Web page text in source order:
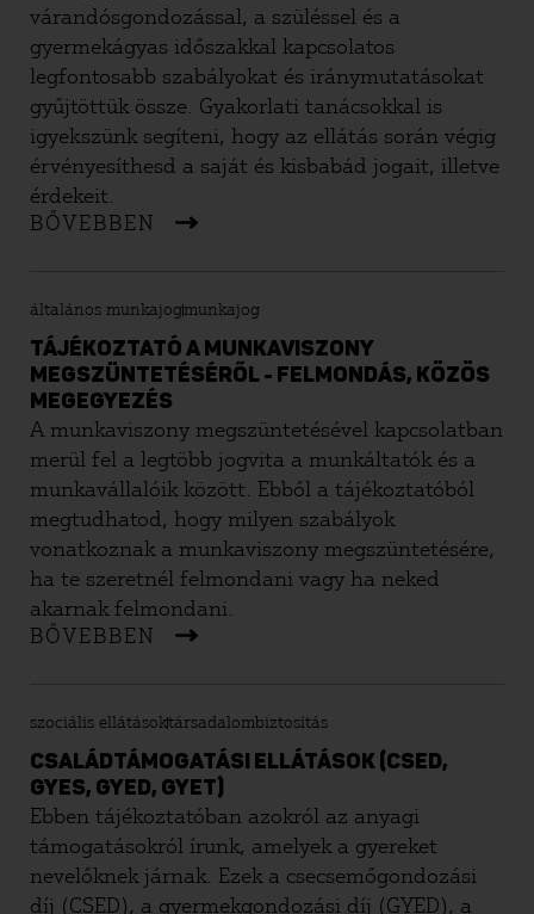
várandósgondozással, a szüléssel és a
gyermekágyas időszakkal kapcsolatos
legfontosabb szabályokat és iránymutatásokat
gyűjtöttük össze. Gyakorlati tanácsokkal is
igyekszünk segíteni, hogy az ellátás során végig
érvényesíthesd a saját és kisbabád jogait, illetve
érdekeit.
BŐVEBBEN
általános munkajogmunkajog
TÁJÉKOZTATÓ A MUNKAVISZONY
MEGSZÜNTETÉSÉRŐL - FELMONDÁS, KÖZÖS
MEGEGYEZÉS
A munkaviszony megszüntetésével kapcsolatban
merül fel a legtöbb jogvita a munkáltatók és a
munkavállalóik között. Ebből a tájékoztatóból
megtudhatod, hogy milyen szabályok
vonatkoznak a munkaviszony megszüntetésére,
ha te szeretnél felmondani vagy ha neked
akarnak felmondani.
BŐVEBBEN
szociális ellátásoktársadalombiztosítás
CSALÁDTÁMOGATÁSI ELLÁTÁSOK (CSED,
GYES, GYED, GYET)
Ebben tájékoztatóban azokról az anyagi
támogatásokról írunk, amelyek a gyereket
nevelőknek járnak. Ezek a csecsemőgondozási
díj (CSED), a gyermekgondozási díj (GYED), a